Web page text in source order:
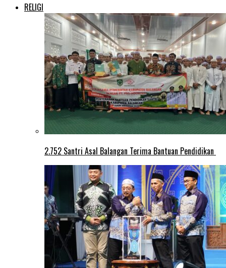
RELIGI
2.752 Santri Asal Balangan Terima Bantuan Pendidikan